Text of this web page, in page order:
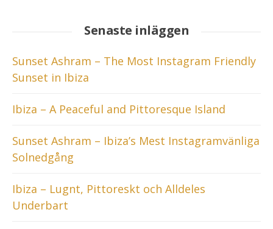
Senaste inläggen
Sunset Ashram – The Most Instagram Friendly
Sunset in Ibiza
Ibiza – A Peaceful and Pittoresque Island
Sunset Ashram – Ibiza’s Mest Instagramvänliga
Solnedgång
Ibiza – Lugnt, Pittoreskt och Alldeles
Underbart